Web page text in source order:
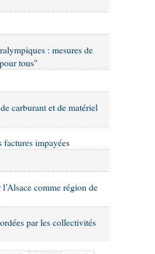
: mesures de
tous"
carburant et de matériel
factures impayées
comme région de
par les collectivités